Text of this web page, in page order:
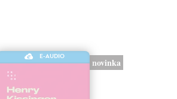
E-AUDIO
novinka